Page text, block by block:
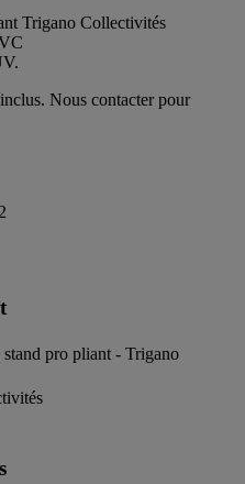
Trigano Collectivités
Nous contacter pour
stand pro pliant - Trigano